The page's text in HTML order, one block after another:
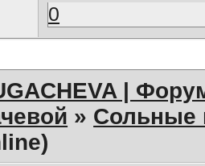
0
|
» Сольные